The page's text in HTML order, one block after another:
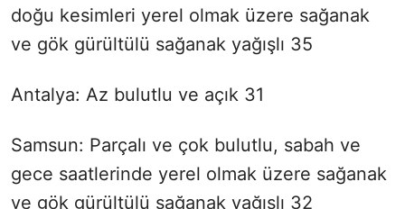
doğu kesimleri yerel olmak üzere sağanak
ve gök gürültülü sağanak yağışlı 35
Antalya: Az bulutlu ve açık 31
Samsun: Parçalı ve çok bulutlu, sabah ve
gece saatlerinde yerel olmak üzere sağanak
ve gök gürültülü sağanak yağışlı 32